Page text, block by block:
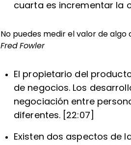
cuarta es incrementar la
No puedes medir el valor de algo
Fred Fowler
El propietario del
de negocios. Los
negociación entre
diferentes. [22:07]
Existen dos aspectos de